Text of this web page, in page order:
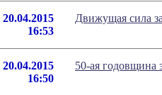
20.04.2015
16:53
Движущая сила
20.04.2015
16:50
50-ая годовщина